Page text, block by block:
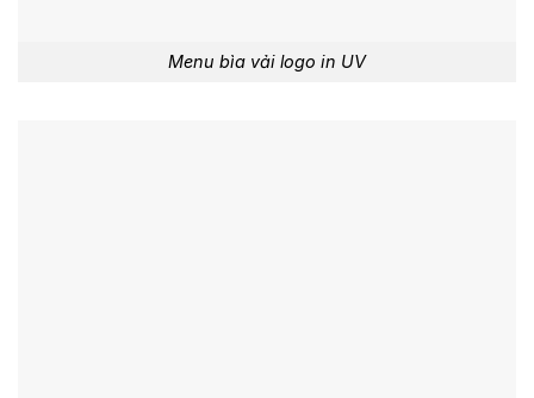
Menu bìa vải logo in UV